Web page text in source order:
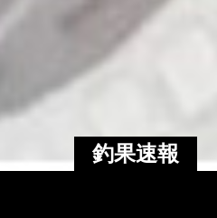
釣果速報